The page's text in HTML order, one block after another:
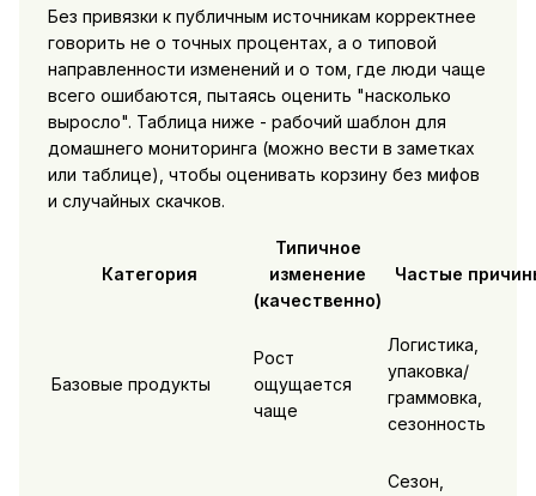
Без привязки к публичным источникам корректнее
говорить не о точных процентах, а о типовой
направленности изменений и о том, где люди чаще
всего ошибаются, пытаясь оценить "насколько
выросло". Таблица ниже - рабочий шаблон для
домашнего мониторинга (можно вести в заметках
или таблице), чтобы оценивать корзину без мифов
и случайных скачков.
Категория
Типичное
изменение
(качественно)
Частые
Базовые продукты
Рост
ощущается
чаще
Логистика,
упаковка/
граммовка,
сезонность
Сезон,